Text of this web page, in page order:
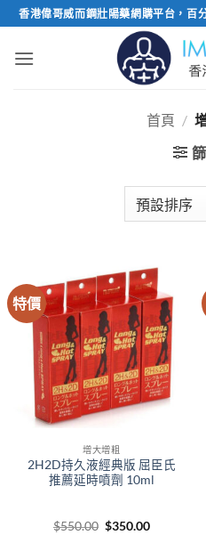
Skip
to
content
香港偉哥威而鋼壯陽藥網購平台，百
首頁 /
特價
增大增粗
2H2D持久液經典版 屈臣氏
推薦延時噴劑 10ml
$550.00 Original
$350.00Current